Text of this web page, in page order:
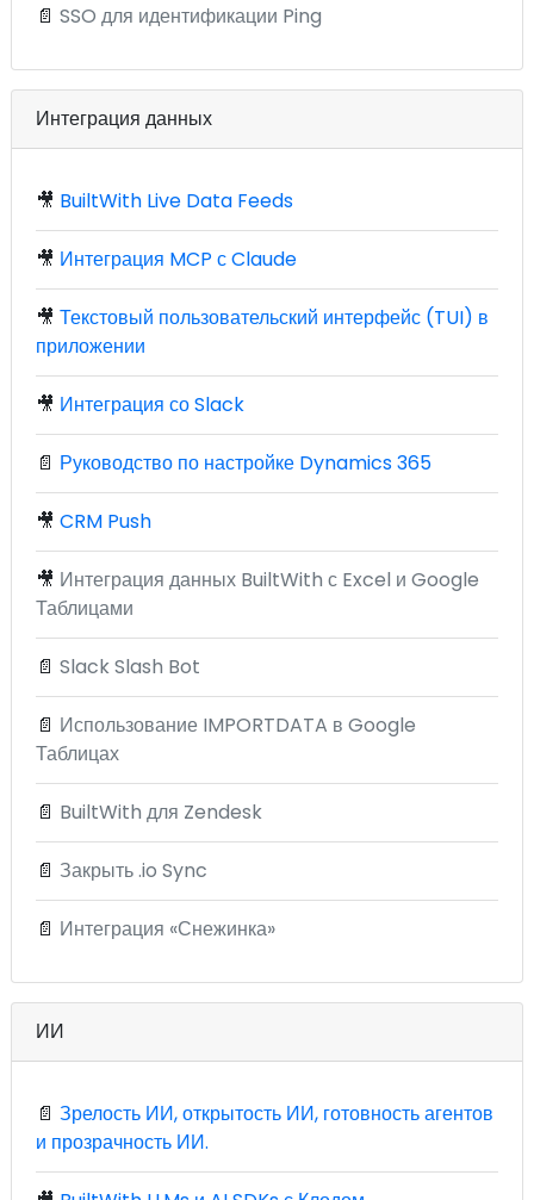
📄 SSO для идентификации Ping
Интеграция данных
🎥 BuiltWith Live Data Feeds
🎥 Интеграция MCP с Claude
🎥 Текстовый пользовательский интерфейс (TUI) в
приложении
🎥 Интеграция со Slack
📄 Руководство по настройке Dynamics 365
🎥 CRM Push
🎥 Интеграция данных BuiltWith с Excel и Google
Таблицами
📄 Slack Slash Bot
📄 Использование IMPORTDATA в Google
Таблицах
📄 BuiltWith для Zendesk
📄 Закрыть .io Sync
📄 Интеграция «Снежинка»
ИИ
📄 Зрелость ИИ, открытость ИИ, готовность агентов
и прозрачность ИИ.